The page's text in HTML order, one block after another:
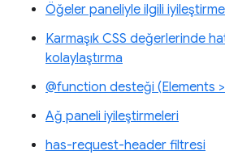
Öğeler paneliyle ilgili
Karmaşık CSS değerlerinde
kolaylaştırma
@function desteği (Elements
Ağ paneli iyileştirmeleri
has-request-header filtresi